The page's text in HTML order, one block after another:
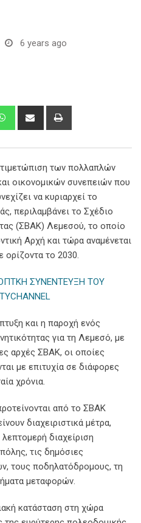
6 years ago
WhatsappShare
των πολλαπλών
οικονομικών συνεπειών που
να κυριαρχεί το
περιλαμβάνει το Σχέδιο
(ΣΒΑΚ) Λεμεσού, το οποίο
Αρχή και τώρα αναμένεται
ορίζοντα το 2030.
ΣΥΝΕΝΤΕΥΞΗ ΤΟΥ
και η παροχή ενός
για τη Λεμεσό, με
αρχές ΣΒΑΚ, οι οποίες
με επιτυχία σε διάφορες
χρόνια.
από το ΣΒΑΚ
διαχειριστικά μέτρα,
διαχείριση
τις δημόσιες
τους ποδηλατόδρομους, τη
μεταφορών.
κατάσταση στη χώρα